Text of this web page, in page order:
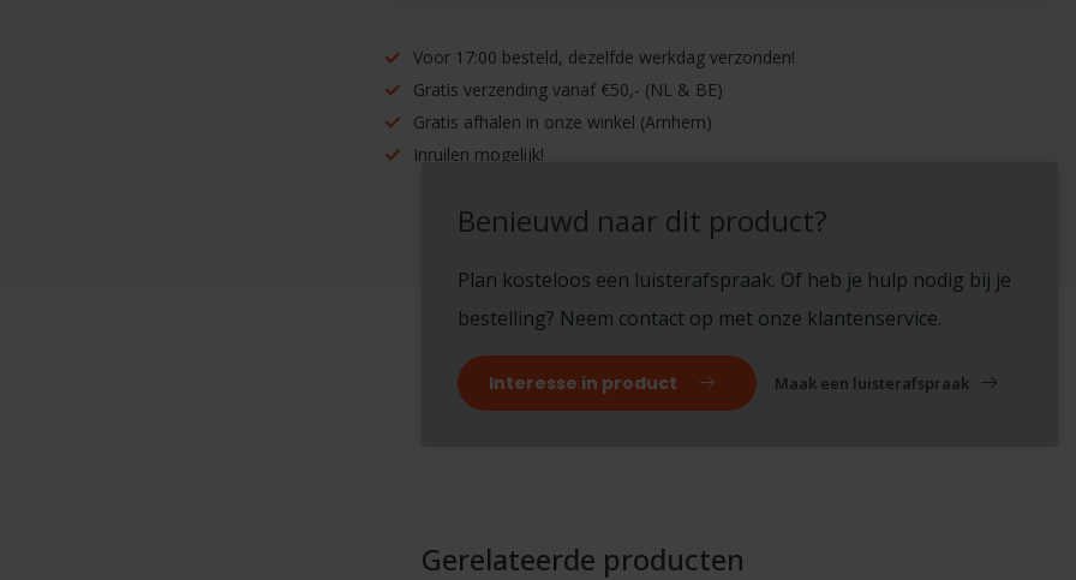
Voor 17:00 besteld, dezelfde werkdag verzonden!
Gratis verzending vanaf €50,- (NL & BE)
Gratis afhalen in onze winkel (Arnhem)
Inruilen mogelijk!
Benieuwd naar dit product?
Plan kosteloos een luisterafspraak. Of heb je hulp nodig bij je
bestelling? Neem contact op met onze klantenservice.
Interesse in product Maak een luisterafspraak
Gerelateerde producten